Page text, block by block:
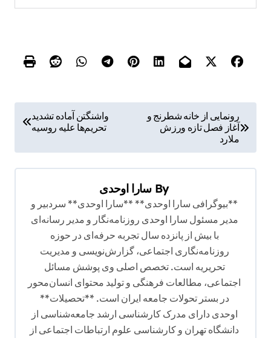
ه
ب
رونمایی از خانه شطرنج و
آغاز فصل تازه ورزش
ملارد
واشنگتن آماده تشدید
تحریم‌ها علیه روسیه
By سارا اوحدی
**بیوگرافی سارا اوحدی** **سارا اوحدی** سردبیر و
مدیر مسئول سارا اوحدی روزنامه‌نگار و مدیر رسانه‌ای
با بیش از پانزده سال تجربه حرفه‌ای در حوزه
روزنامه‌نگاری اجتماعی، گزارش‌نویسی و مدیریت
تحریریه است. تخصص اصلی وی پوشش مسائل
اجتماعی، مطالعات فرهنگی و تولید محتوای انسان‌محور
در بستر تحولات جامعه ایران است. **تحصیلات**
اوحدی دارای مدرک کارشناسی ارشد جامعه‌شناسی از
دانشگاه تهران و کارشناسی علوم ارتباطات اجتماعی از